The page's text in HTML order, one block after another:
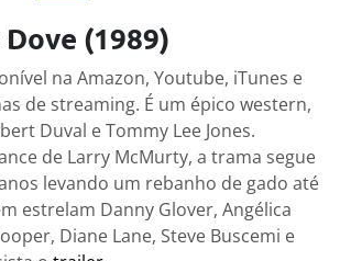
(1989)
na Amazon, Youtube, iTunes e
de streaming. É um épico western,
Duval e Tommy Lee Jones.
de Larry McMurty, a trama segue
levando um rebanho de gado até
estrelam Danny Glover, Angélica
Diane Lane, Steve Buscemi e